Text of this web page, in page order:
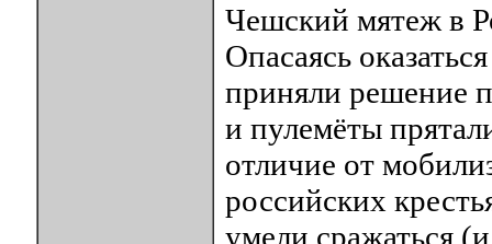
Чешский мятеж в
Опасаясь
приняли решение
и пулемёты
отличие от
российских
умели сражаться